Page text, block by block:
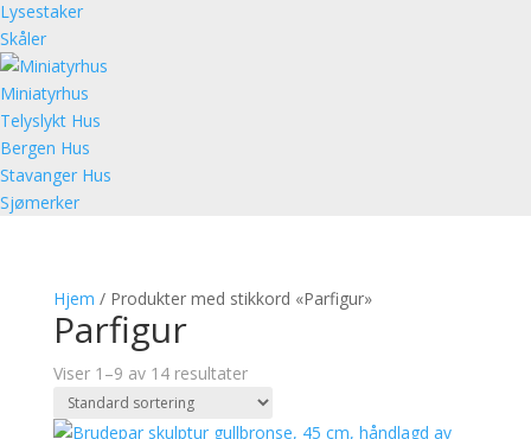
Lysestaker
Skåler
Miniatyrhus
Telyslykt Hus
Bergen Hus
Stavanger Hus
Sjømerker
Hjem / Produkter med stikkord «Parfigur»
Parfigur
Viser 1–9 av 14 resultater